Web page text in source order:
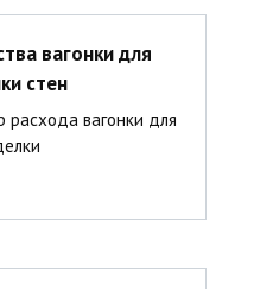
вагонки для
стен
расхода вагонки для